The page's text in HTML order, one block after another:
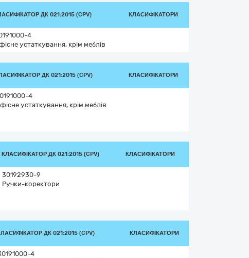
ДК 021:2015 (CPV) КЛАСИФІКАТОРИ
4
устаткування, крім меблів
ДК 021:2015 (CPV) КЛАСИФІКАТОРИ
4
устаткування, крім меблів
КЛАСИФІКАТОР ДК 021:2015 (CPV) КЛАСИФІКАТОРИ
30192930-9
Ручки-коректори
ДК 021:2015 (CPV) КЛАСИФІКАТОРИ
4